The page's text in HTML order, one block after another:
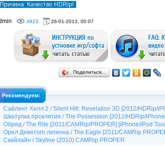
Причина: Качество HDRip!
4823 26-01-2013, 00:07
Поделиться…
Рекомендуем:
Сайлент Хилл 2 / Silent Hill: Revelation 3D [2012/HDRip/
Шкатулка проклятия / The Possession [2012/HDRip/
Обряд / The Rite [2011/CAMRip/PROPER] [iPhone/iPod
Орел Девятого легиона / The Eagle [2011/CAMRip
Скайлайн / Skyline (2010) CAMRip PROPER